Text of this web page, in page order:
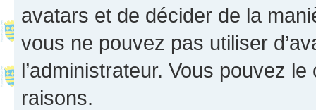
avatars et de décider de la
vous ne pouvez pas utiliser
l’administrateur. Vous pouvez
raisons.